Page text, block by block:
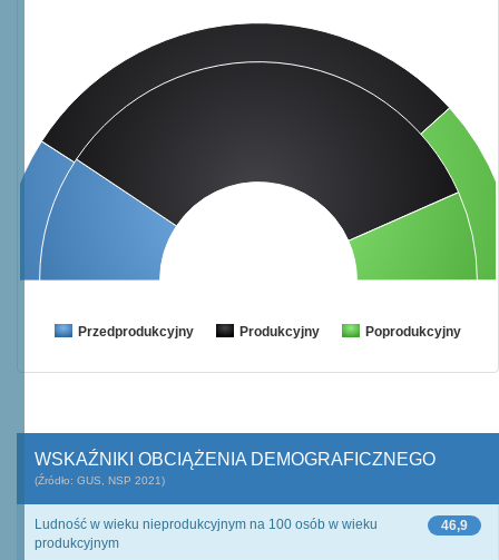
Przedprodukcyjny Produkcyjny Poprodukcyjny
WSKAŹNIKI OBCIĄŻENIA DEMOGRAFICZNEGO
(Źródło: GUS, NSP 2021)
46,9
Ludność w wieku nieprodukcyjnym na 100 osób w wieku
produkcyjnym